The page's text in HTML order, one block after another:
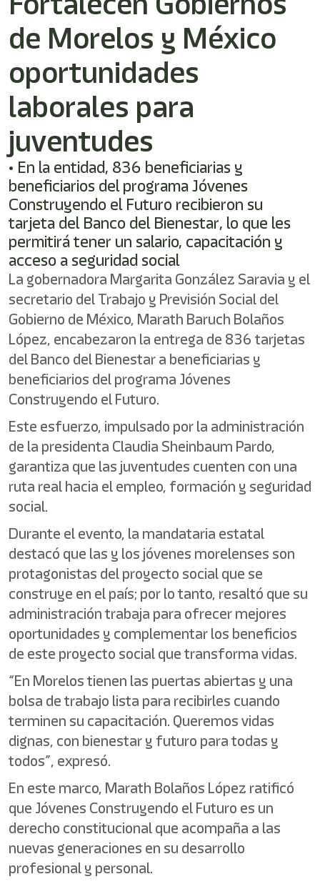
activates
screen
help
navigate
and
interact
with
the
content.
de Morelos y México
oportunidades
laborales para
juventudes
• En la entidad, 836 beneficiarias y
beneficiarios del programa Jóvenes
Construyendo el Futuro recibieron su
tarjeta del Banco del Bienestar, lo que les
permitirá tener un salario, capacitación y
acceso a seguridad social
La gobernadora Margarita González Saravia y el
secretario del Trabajo y Previsión Social del
Gobierno de México, Marath Baruch Bolaños
López, encabezaron la entrega de 836 tarjetas
del Banco del Bienestar a beneficiarias y
beneficiarios del programa Jóvenes
Construyendo el Futuro.
Este esfuerzo, impulsado por la administración
de la presidenta Claudia Sheinbaum Pardo,
garantiza que las juventudes cuenten con una
ruta real hacia el empleo, formación y seguridad
social.
Durante el evento, la mandataria estatal
destacó que las y los jóvenes morelenses son
protagonistas del proyecto social que se
construye en el país; por lo tanto, resaltó que su
administración trabaja para ofrecer mejores
oportunidades y complementar los beneficios
de este proyecto social que transforma vidas.
“En Morelos tienen las puertas abiertas y una
bolsa de trabajo lista para recibirles cuando
terminen su capacitación. Queremos vidas
dignas, con bienestar y futuro para todas y
todos”, expresó.
En este marco, Marath Bolaños López ratificó
que Jóvenes Construyendo el Futuro es un
derecho constitucional que acompaña a las
nuevas generaciones en su desarrollo
profesional y personal.